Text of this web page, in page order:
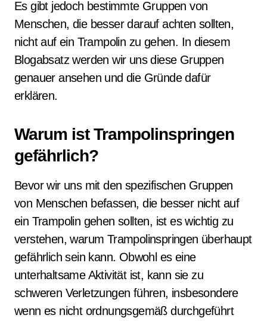
Es gibt jedoch bestimmte Gruppen von
Menschen, die besser darauf achten sollten,
nicht auf ein Trampolin zu gehen. In diesem
Blogabsatz werden wir uns diese Gruppen
genauer ansehen und die Gründe dafür
erklären.
Warum ist Trampolinspringen
gefährlich?
Bevor wir uns mit den spezifischen Gruppen
von Menschen befassen, die besser nicht auf
ein Trampolin gehen sollten, ist es wichtig zu
verstehen, warum Trampolinspringen überhaupt
gefährlich sein kann. Obwohl es eine
unterhaltsame Aktivität ist, kann sie zu
schweren Verletzungen führen, insbesondere
wenn es nicht ordnungsgemäß durchgeführt